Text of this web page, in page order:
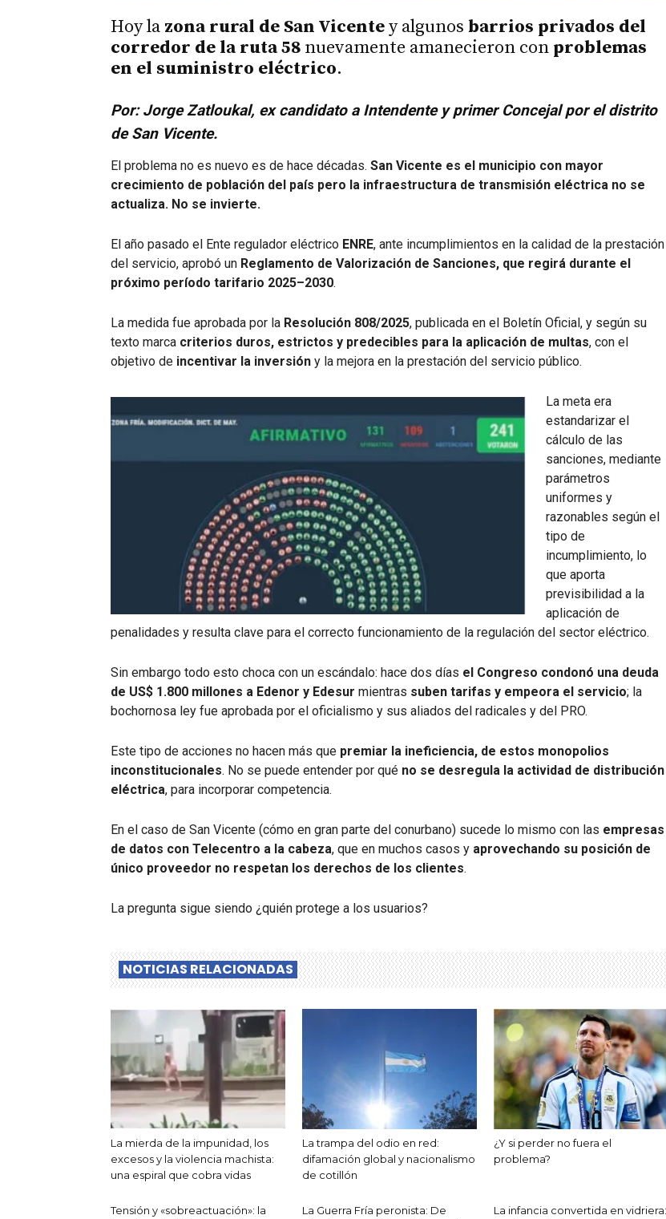
Hoy la zona rural de San Vicentey algunos barrios privados del
corredor de la ruta 58 nuevamente amanecieron con problemas
en el suministro eléctrico.
Por: Jorge Zatloukal, ex candidato a Intendente y primer Concejal por el distrito
de San Vicente.
El problema no es nuevo es de hace décadas. San Vicente es el municipio con mayor
crecimiento de población del país pero la infraestructura de transmisión eléctrica no se
actualiza. No se invierte.
El año pasado el Ente regulador eléctrico ENRE, ante incumplimientos en la calidad de la prestación
del servicio, aprobó un Reglamento de Valorización de Sanciones, que regirá durante el
próximo período tarifario 2025–2030.
La medida fue aprobada por la Resolución 808/2025, publicada en el Boletín Oficial, y según su
texto marca criterios duros, estrictos y predecibles para la aplicación de multas, con el
objetivo de incentivar la inversión y la mejora en la prestación del servicio público.
La meta era
estandarizar el
cálculo de las
sanciones, mediante
parámetros
uniformes y
razonables según el
tipo de
incumplimiento, lo
que aporta
previsibilidad a la
aplicación de
penalidades y resulta clave para el correcto funcionamiento de la regulación del sector eléctrico.
Sin embargo todo esto choca con un escándalo: hace dos días el Congreso condonó una deuda
de US$ 1.800 millones a Edenor y Edesur mientras suben tarifas y empeora el servicio; la
bochornosa ley fue aprobada por el oficialismo y sus aliados del radicales y del PRO.
Este tipo de acciones no hacen más que premiar la ineficiencia, de estos monopolios
inconstitucionales. No se puede entender por qué no se desregula la actividad de distribución
eléctrica, para incorporar competencia.
En el caso de San Vicente (cómo en gran parte del conurbano) sucede lo mismo con las empresas
de datos con Telecentro a la cabeza, que en muchos casos y aprovechando su posición de
único proveedor no respetan los derechos de los clientes.
La pregunta sigue siendo ¿quién protege a los usuarios?
NOTICIAS RELACIONADAS
La mierda de la impunidad, los
excesos y la violencia machista:
una espiral que cobra vidas
La trampa del odio en red:
difamación global y nacionalismo
de cotillón
¿Y si perder no fuera el
problema?
Tensión y «sobreactuación»: la
La Guerra Fría peronista: De
La infancia convertida en vidriera: